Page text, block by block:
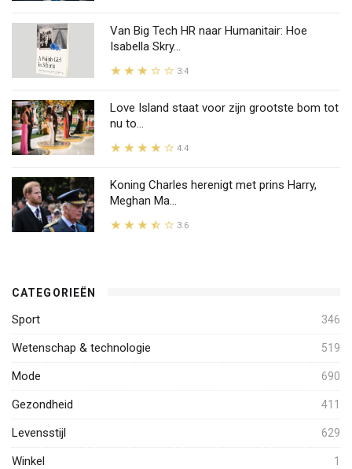
Van Big Tech HR naar Humanitair: Hoe
Isabella Skry...
3.4
Love Island staat voor zijn grootste bom tot
nu to...
4.4
Koning Charles herenigt met prins Harry,
Meghan Ma...
3.6
CATEGORIEËN
Sport 346
Wetenschap & technologie 519
Mode 690
Gezondheid 411
Levensstijl 629
Winkel 1